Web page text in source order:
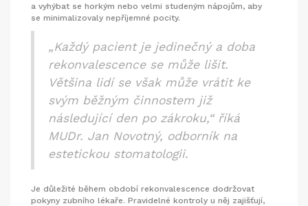
a vyhýbat se horkým nebo velmi studeným nápojům, aby
se minimalizovaly nepříjemné pocity.
„Každý pacient je jedinečný a doba
rekonvalescence se může lišit.
Většina lidí se však může vrátit ke
svým běžným činnostem již
následující den po zákroku,“ říká
MUDr. Jan Novotný, odborník na
estetickou stomatologii.
Je důležité během období rekonvalescence dodržovat
pokyny zubního lékaře. Pravidelné kontroly u něj zajišťují,